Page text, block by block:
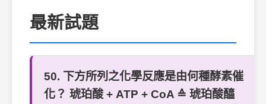
最新試題
50. 下方所列之化學反應是由何種酵素催
化？ 琥珀酸 + ATP + CoA ≙ 琥珀酸醯